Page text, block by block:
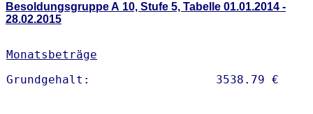
Besoldungsgruppe A 10, Stufe 5, Tabelle 01.01.2014 -
28.02.2015
Monatsbeträge